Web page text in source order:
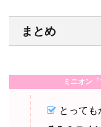
まとめ
ミニオン
とって